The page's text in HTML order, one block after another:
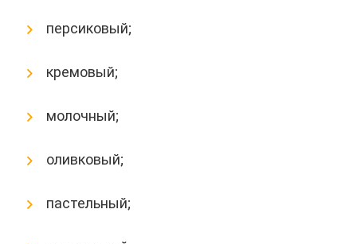
персиковый;
кремовый;
молочный;
оливковый;
пастельный;